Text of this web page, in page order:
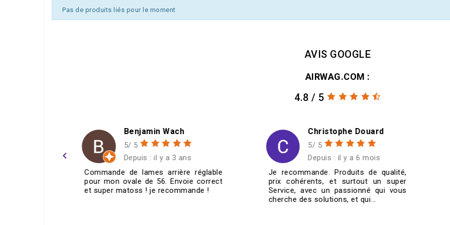
Pas de produits liés pour le moment
AVIS GOOGLE
AIRWAG.COM :
4.8 / 5
Christophe Douard
5/ 5
Depuis : il y a 6 mois
Je recommande. Produits de qualité,
prix cohérents, et surtout un super
Service, avec un passionné qui vous
Christian SCHMITT
5/ 5
Depuis : il y a 6 mois
J'ai commandé quatre jantes
185/60/14 pour ma VW Golf 1
cabriolet de 1987. Je les ai reçues très
rapidement et super bien emballées....
navigate_before